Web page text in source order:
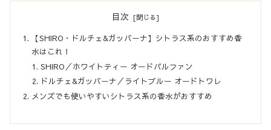
目次
【SHIRO・ドルチェ&ガッバーナ】シトラス系のおすすめ香
水はこれ！
SHIRO／ホワイトティー オードパルファン
ドルチェ&ガッバーナ／ライトブルー オードトワレ
メンズでも使いやすいシトラス系の香水がおすすめ